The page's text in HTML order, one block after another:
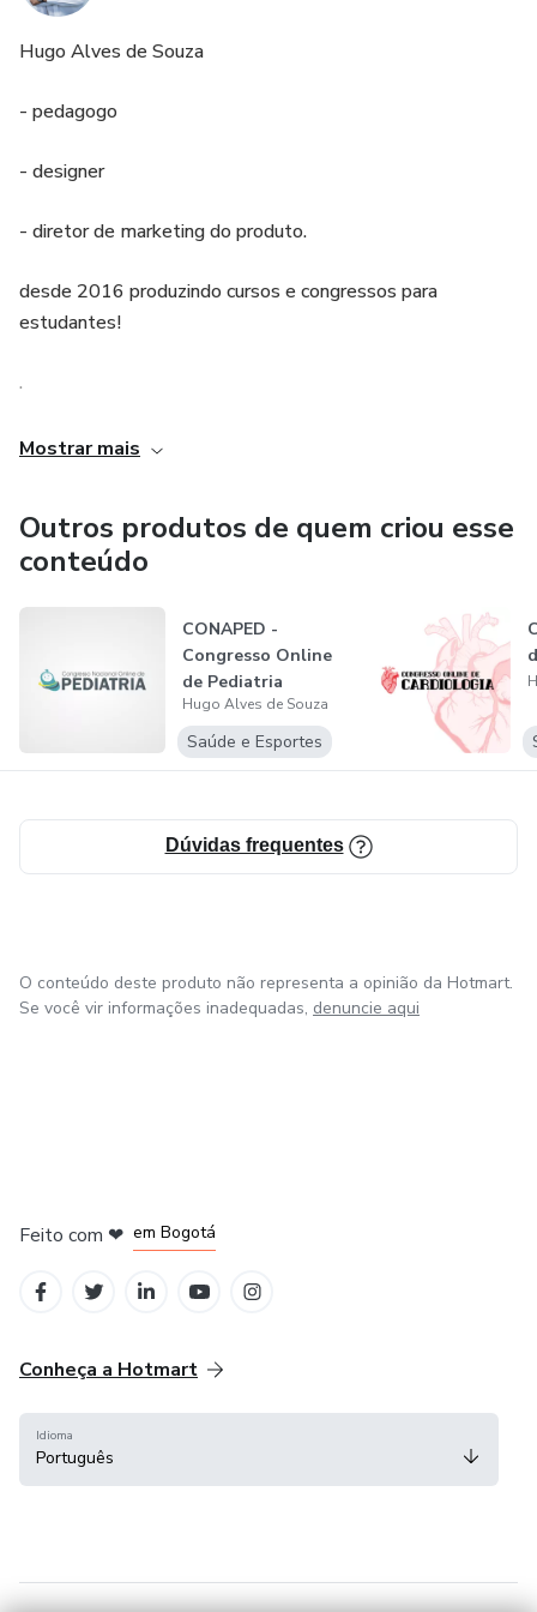
praticar com mais facilidade e desenvolver ilustrações
incríveis. Você poderá trabalhar bloqueios criativos que
do curso você receberá um certificado de conclusão
Vem com a gente!!
Hugo Alves de Souza
- pedagogo
- designer
- diretor de marketing do produto.
desde 2016 produzindo cursos e congressos para
estudantes!
.
Mostrar mais
Outros produtos de quem criou esse
conteúdo
CONAPED -
Congresso Online
de Pediatria
Hugo Alves de Souza
Saúde e Esportes
Dúvidas frequentes
O conteúdo deste produto não representa a opinião da Hotmart.
Se você vir informações inadequadas, denuncie aqui
Feito com ❤ em Bogotá
Conheça a Hotmart
Idioma
Português